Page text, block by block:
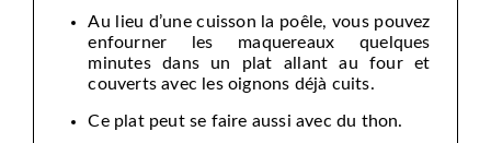
Au lieu d’une cuisson la poêle, vous pouvez
enfourner les maquereaux quelques
minutes dans un plat allant au four et
couverts avec les oignons déjà cuits.
Ce plat peut se faire aussi avec du thon.